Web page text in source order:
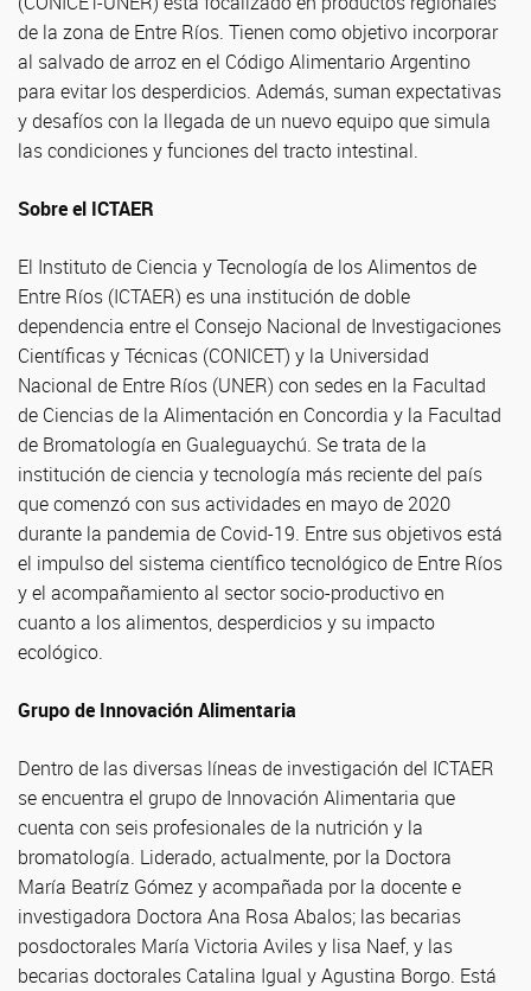
de la zona de Entre Ríos. Tienen como objetivo incorporar
al salvado de arroz en el Código Alimentario Argentino
para evitar los desperdicios. Además, suman expectativas
y desafíos con la llegada de un nuevo equipo que simula
las condiciones y funciones del tracto intestinal.
Sobre el ICTAER
El Instituto de Ciencia y Tecnología de los Alimentos de
Entre Ríos (ICTAER) es una institución de doble
dependencia entre el Consejo Nacional de Investigaciones
Científicas y Técnicas (CONICET) y la Universidad
Nacional de Entre Ríos (UNER) con sedes en la Facultad
de Ciencias de la Alimentación en Concordia y la Facultad
de Bromatología en Gualeguaychú. Se trata de la
institución de ciencia y tecnología más reciente del país
que comenzó con sus actividades en mayo de 2020
durante la pandemia de Covid-19. Entre sus objetivos está
el impulso del sistema científico tecnológico de Entre Ríos
y el acompañamiento al sector socio-productivo en
cuanto a los alimentos, desperdicios y su impacto
ecológico.
Grupo de Innovación Alimentaria
Dentro de las diversas líneas de investigación del ICTAER
se encuentra el grupo de Innovación Alimentaria que
cuenta con seis profesionales de la nutrición y la
bromatología. Liderado, actualmente, por la Doctora
María Beatríz Gómez y acompañada por la docente e
investigadora Doctora Ana Rosa Abalos; las becarias
posdoctorales María Victoria Aviles y lisa Naef, y las
becarias doctorales Catalina Igual y Agustina Borgo. Está